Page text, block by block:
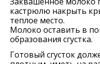
кастрюлю накрыть
теплое место.
Молоко оставить в
образования сгустка.
Готовый сгусток